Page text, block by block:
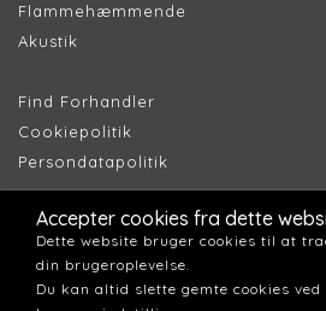
Flammehæmmende
Akustik
Find Forhandler
Cookiepolitik
Persondatapolitik
Accepter cookies fra dette
Dette website bruger cookies til at
din brugeroplevelse.
Du kan altid slette gemte cookies